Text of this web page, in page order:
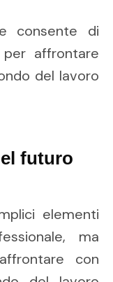
consente di
per affrontare
del lavoro
futuro
elementi
ma
con